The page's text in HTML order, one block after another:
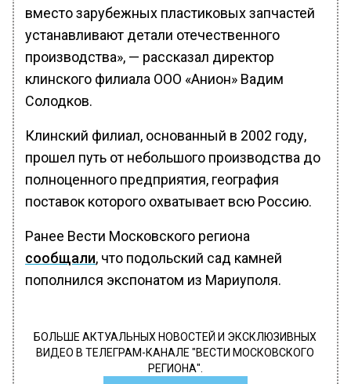
вместо зарубежных пластиковых запчастей
устанавливают детали отечественного
производства», — рассказал директор
клинского филиала ООО «Анион» Вадим
Солодков.
Клинский филиал, основанный в 2002 году,
прошел путь от небольшого производства до
полноценного предприятия, география
поставок которого охватывает всю Россию.
Ранее Вести Московского региона
сообщали, что подольский сад камней
пополнился экспонатом из Мариуполя.
БОЛЬШЕ АКТУАЛЬНЫХ НОВОСТЕЙ И ЭКСКЛЮЗИВНЫХ
ВИДЕО В ТЕЛЕГРАМ-КАНАЛЕ "ВЕСТИ МОСКОВСКОГО
РЕГИОНА".